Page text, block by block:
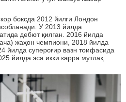
боксда 2012 йилги Лондон
У 2013 йилда
дебют қилган. 2016 йилда
жаҳон чемпиони, 2018 йилда
йилда супероғир вазн тоифасида
йилда эса икки карра мутлақ